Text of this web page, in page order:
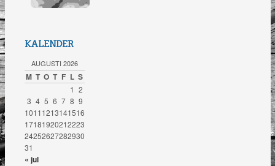
KALENDER
AUGUSTI 2026
M T O T F L S
1 2
3 4 5 6 7 8 9
10111213141516
17181920212223
24252627282930
31
« jul